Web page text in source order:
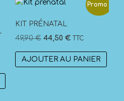
variations.
Les
peuvent
choisies
Ce
produit
Promo !
KIT PRÉNATAL
49,90€ Le
prix
initial
44,50 €Le
prix
actuel
TTC
AJOUTER AU PANIER